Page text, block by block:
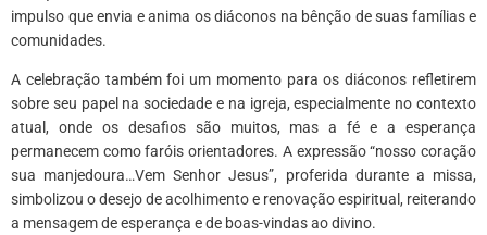
impulso que envia e anima os diáconos na bênção de suas famílias e
comunidades.
A celebração também foi um momento para os diáconos refletirem
sobre seu papel na sociedade e na igreja, especialmente no contexto
atual, onde os desafios são muitos, mas a fé e a esperança
permanecem como faróis orientadores. A expressão “nosso coração
sua manjedoura…Vem Senhor Jesus”, proferida durante a missa,
simbolizou o desejo de acolhimento e renovação espiritual, reiterando
a mensagem de esperança e de boas-vindas ao divino.